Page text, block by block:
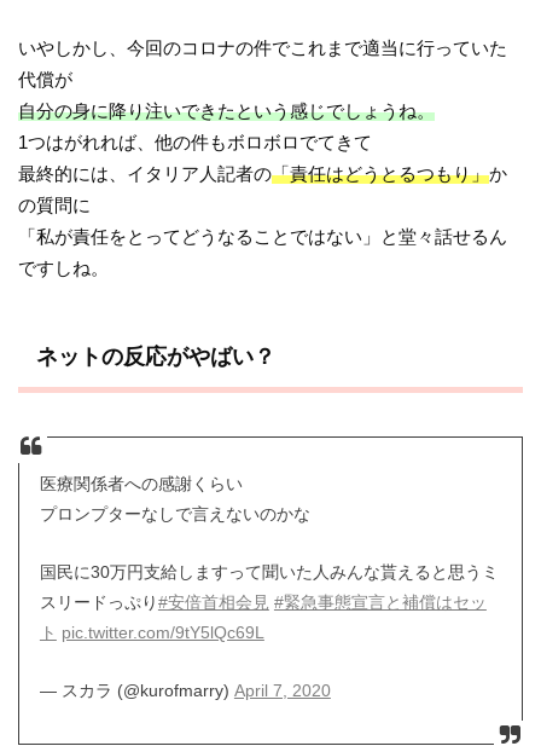
いやしかし、今回のコロナの件でこれまで適当に行っていた
代償が
自分の身に降り注いできたという感じでしょうね。
1つはがれれば、他の件もボロボロでてきて
最終的には、イタリア人記者の「責任はどうとるつもり」か
の質問に
「私が責任をとってどうなることではない」と堂々話せるん
ですしね。
ネットの反応がやばい？
医療関係者への感謝くらい
プロンプターなしで言えないのかな
国民に30万円支給しますって聞いた人みんな貰えると思うミ
スリードっぷり#安倍首相会見 #緊急事態宣言と補償はセッ
ト pic.twitter.com/9tY5lQc69L
— スカラ (@kurofmarry) April 7, 2020